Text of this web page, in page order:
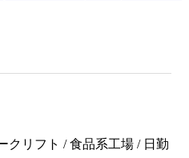
クリフト / 食品系工場 / 日勤